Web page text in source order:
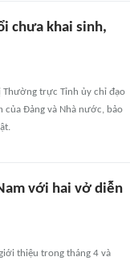
chưa khai sinh,
Thường trực Tỉnh ủy chỉ đạo
Đảng và Nhà nước, bảo
với hai vở diễn
thiệu trong tháng 4 và